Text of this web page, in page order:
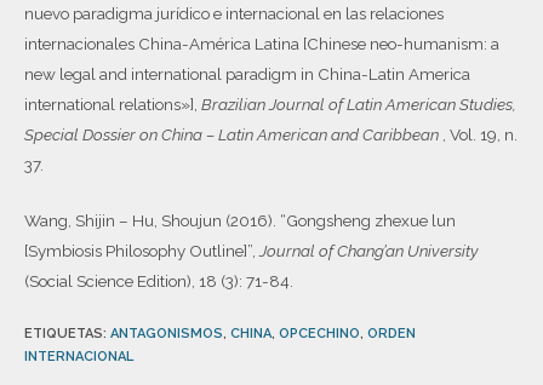
nuevo paradigma jurídico e internacional en las relaciones
internacionales China-América Latina [Chinese neo-humanism: a
new legal and international paradigm in China-Latin America
international relations»], Brazilian Journal of Latin American Studies,
Special Dossier on China – Latin American and Caribbean , Vol. 19, n.
37.
Wang, Shijin – Hu, Shoujun (2016). “Gongsheng zhexue lun
[Symbiosis Philosophy Outline]”, Journal of Chang’an University
(Social Science Edition), 18 (3): 71-84.
ETIQUETAS: ANTAGONISMOS, CHINA, OPCECHINO, ORDEN
INTERNACIONAL